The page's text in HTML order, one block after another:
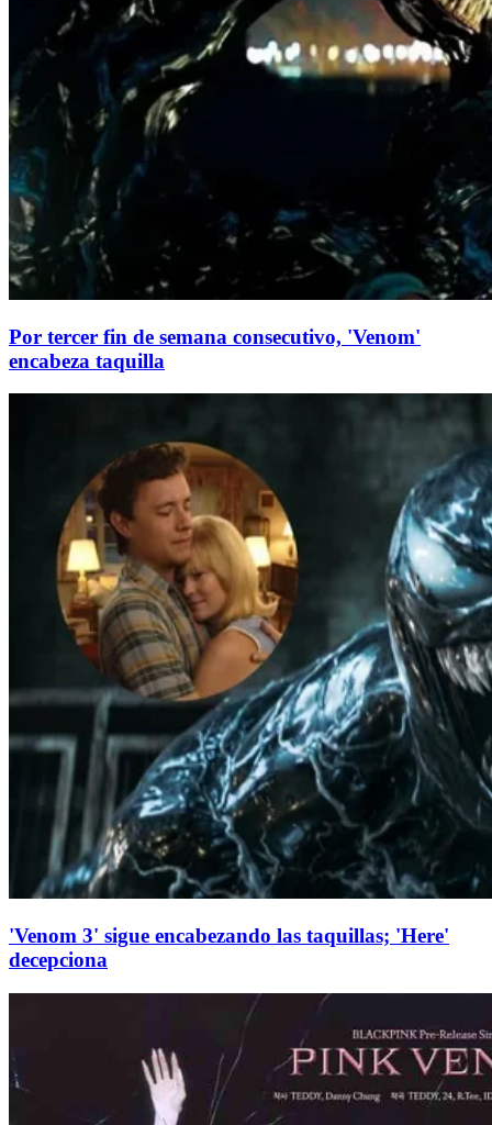
Por tercer fin de semana consecutivo, 'Venom'
encabeza taquilla
'Venom 3' sigue encabezando las taquillas; 'Here'
decepciona